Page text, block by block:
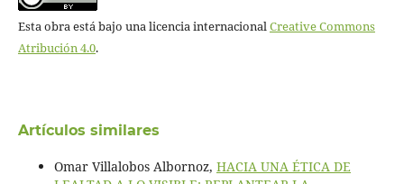
Esta obra está bajo una licencia internacionalCreative Commons
Atribución 4.0.
Artículos similares
Omar Villalobos Albornoz, HACIA UNA ÉTICA DE